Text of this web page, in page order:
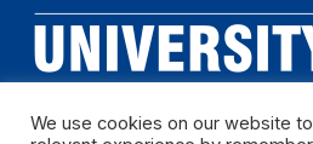
We use cookies on our website